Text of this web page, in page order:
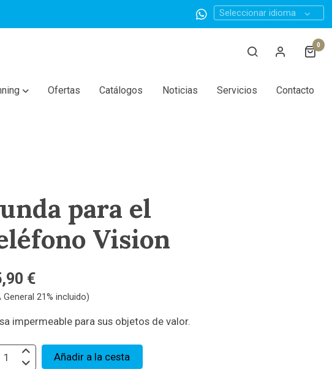
Seleccionar idioma
0
Ofertas Catálogos Noticias Servicios Contacto
para el
Vision
€
General 21% incluido)
impermeable para sus objetos de valor.
Añadir a la cesta